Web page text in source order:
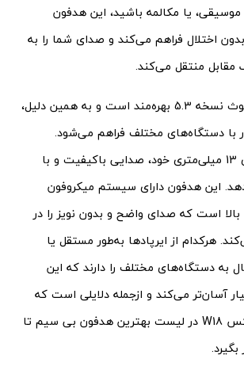
یا مکالمه باشید، این هدفون
اختلال فراهم می‌کند و صدای شما را به
منتقل می‌کند.
ریمکس W18 از بلوتوث نسخه 5.3 بهره‌مند است و به همین دلیل،
با دستگاه‌های مختلف فراهم می‌شود.
همچنین، با بلندگوی 13 میلی‌متری خود، صدایی باکیفیت و با
این هدفون دارای سیستم میکروفون
است که صدای واضح و بدون نویز را در
هرکدام از ایرپادها به‌طور مستقل یا
به دستگاه‌های مختلف را دارند که این
آسان‌تر می‌کند و ازجمله دلایلی است که
باعث شده نام ریمکس W18 در لیست بهترین هدفون بی سیم تا